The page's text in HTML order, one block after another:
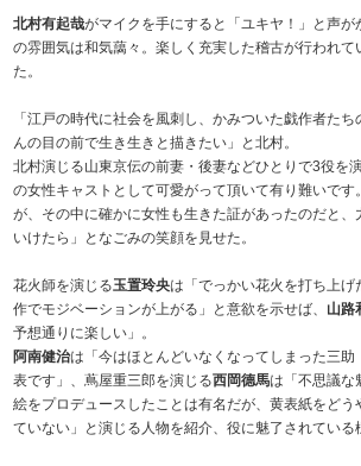
北村有起哉がマイクを手にすると「ユキヤ！」と声が
の雰囲気は和気藹々。楽しく充実した稽古が行われて
た。
「江戸の時代に社会を風刺し、かみついた戯作者た
んの目の前で生き生きと描きたい」と北村。
北村演じる山東京伝の前妻・後妻などひとりで3役を
の女性キャストとして可愛がって頂いて有り難いです
が、その中に確かに女性も生きた証があったのだと、
いけたら」となごみの笑顔を見せた。
花火師を演じる玉置玲央は「でっかい花火を打ち上げ
作でモジベーションが上がる」と意欲を示せば、 山路
予想通りに楽しい」。
阿南健治は「今はほとんどいなくなってしまった三
表です」、蔦屋重三郎を演じる西岡德馬は「不思議な
絵をプロデュースしたことは有名だが、黄表紙をど
ていない」と演じる人物を紹介、役に魅了されている